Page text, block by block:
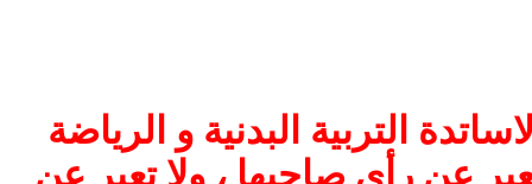
التربية البدنية و الرياضة
عن رأي صاحبها ، ولا تعبر عن